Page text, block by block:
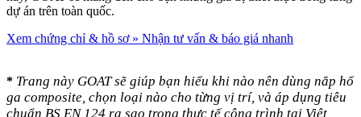
dự án trên toàn quốc.
Xem chứng chỉ & hồ sơ » Nhận tư vấn & báo giá nhanh
* Trang này GOAT sẽ giúp bạn hiểu khi nào nên dùng nắp hố
ga composite, chọn loại nào cho từng vị trí, và áp dụng tiêu
chuẩn BS EN 124 ra sao trong thực tế công trình tại Việt